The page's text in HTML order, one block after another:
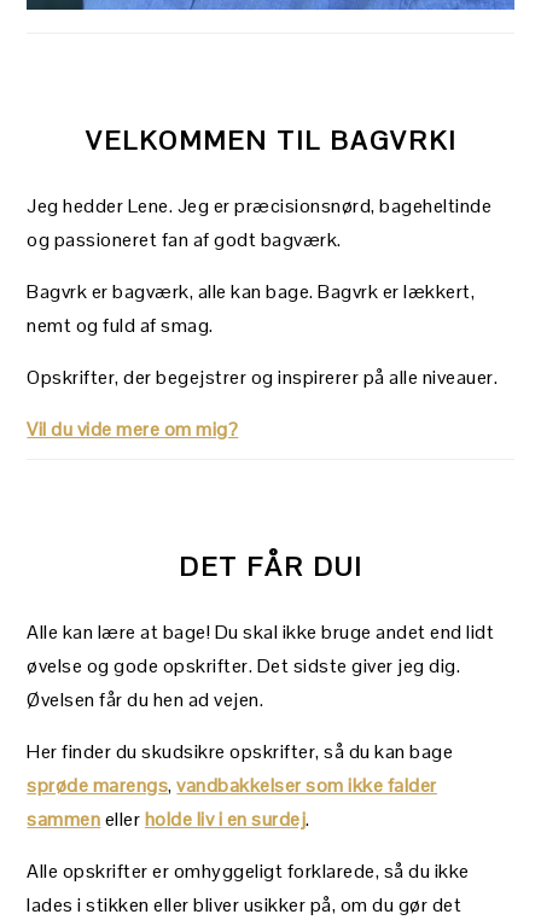
VELKOMMEN TIL BAGVRK!
Jeg hedder Lene. Jeg er præcisionsnørd, bageheltinde
og passioneret fan af godt bagværk.
Bagvrk er bagværk, alle kan bage. Bagvrk er lækkert,
nemt og fuld af smag.
Opskrifter, der begejstrer og inspirerer på alle niveauer.
Vil du vide mere om mig?
DET FÅR DU!
Alle kan lære at bage! Du skal ikke bruge andet end lidt
øvelse og gode opskrifter. Det sidste giver jeg dig.
Øvelsen får du hen ad vejen.
Her finder du skudsikre opskrifter, så du kan bage
sprøde marengs,vandbakkelser som ikke falder
sammenellerholde liv i en surdej.
Alle opskrifter er omhyggeligt forklarede, så du ikke
lades i stikken eller bliver usikker på, om du gør det